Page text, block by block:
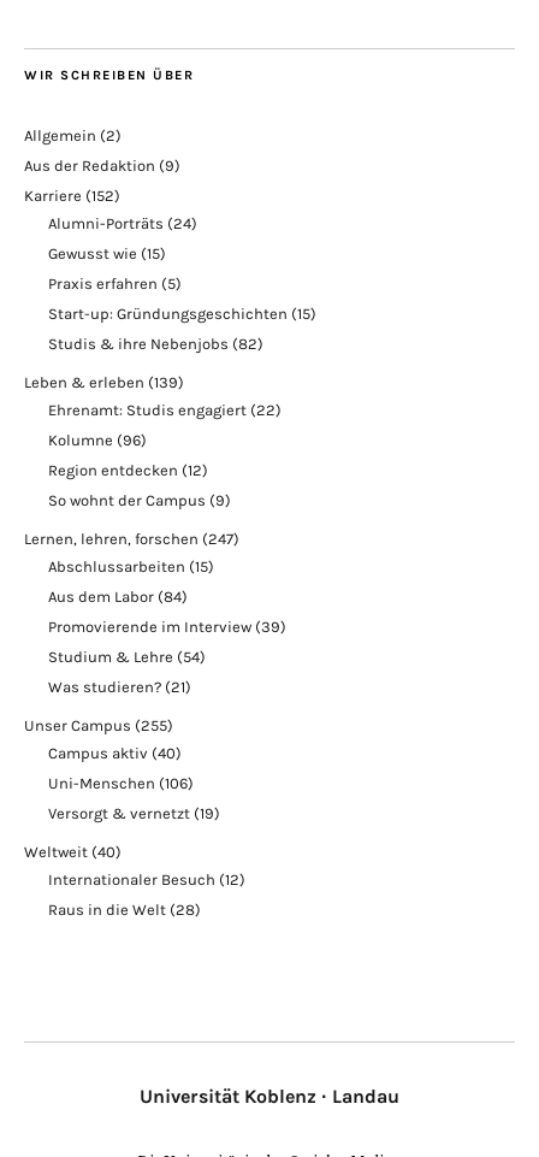
WIR SCHREIBEN ÜBER
Allgemein (2)
Aus der Redaktion (9)
Karriere (152)
Alumni-Porträts (24)
Gewusst wie (15)
Praxis erfahren (5)
Start-up: Gründungsgeschichten (15)
Studis & ihre Nebenjobs (82)
Leben & erleben (139)
Ehrenamt: Studis engagiert (22)
Kolumne (96)
Region entdecken (12)
So wohnt der Campus (9)
Lernen, lehren, forschen (247)
Abschlussarbeiten (15)
Aus dem Labor (84)
Promovierende im Interview (39)
Studium & Lehre (54)
Was studieren? (21)
Unser Campus (255)
Campus aktiv (40)
Uni-Menschen (106)
Versorgt & vernetzt (19)
Weltweit (40)
Internationaler Besuch (12)
Raus in die Welt (28)
Universität Koblenz · Landau